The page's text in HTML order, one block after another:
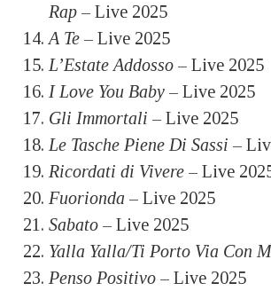
Rap – Live 2025
A Te – Live 2025
L’Estate Addosso – Live 2025
I Love You Baby – Live 2025
Gli Immortali – Live 2025
Le Tasche Piene Di Sassi –
Ricordati di Vivere – Live
Fuorionda – Live 2025
Sabato – Live 2025
Yalla Yalla/Ti Porto Via Con
Penso Positivo – Live 2025